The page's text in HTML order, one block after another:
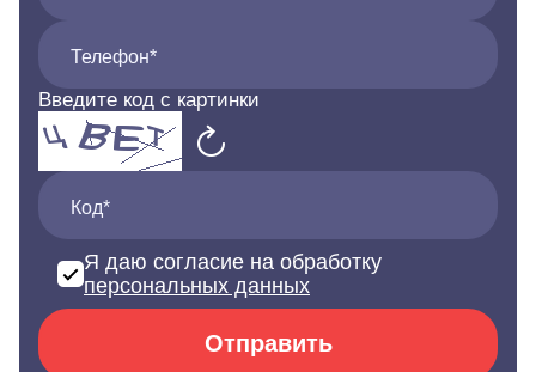
Телефон*
Введите код с картинки
Код*
Я даю согласие на обработку
персональных данных
Отправить